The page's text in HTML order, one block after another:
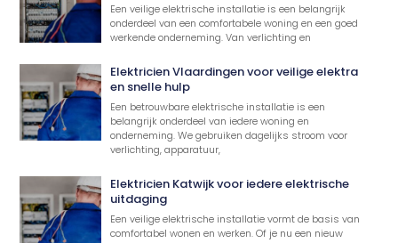
Een veilige elektrische installatie is een belangrijk
onderdeel van een comfortabele woning en een goed
werkende onderneming. Van verlichting en
Elektricien Vlaardingen voor veilige elektra
en snelle hulp
Een betrouwbare elektrische installatie is een
belangrijk onderdeel van iedere woning en
onderneming. We gebruiken dagelijks stroom voor
verlichting, apparatuur,
Elektricien Katwijk voor iedere elektrische
uitdaging
Een veilige elektrische installatie vormt de basis van
comfortabel wonen en werken. Of je nu een nieuw